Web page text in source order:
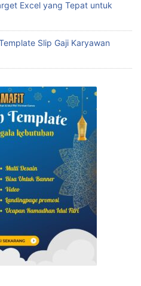
Terbaik Dengan Free
Keuangan
Terbaik untuk Menghemat
Slip Gaji Karyawan